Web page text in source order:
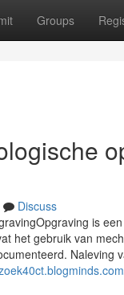
Groups
Discuss
is
het gebruik van